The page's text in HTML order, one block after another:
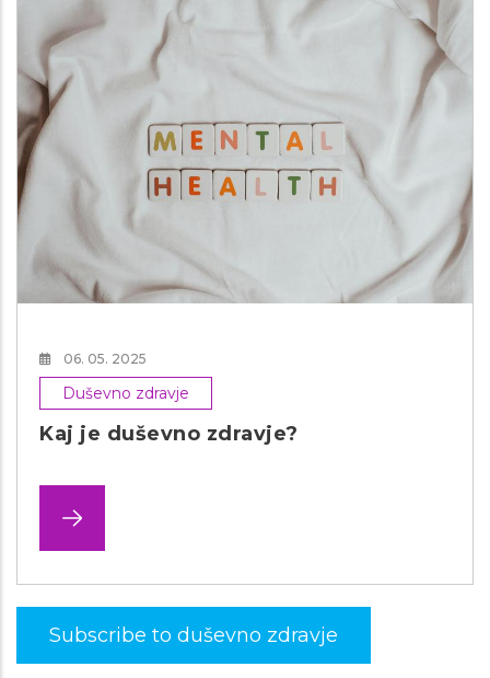
06. 05. 2025
Duševno zdravje
Kaj je duševno zdravje?
Subscribe to duševno zdravje